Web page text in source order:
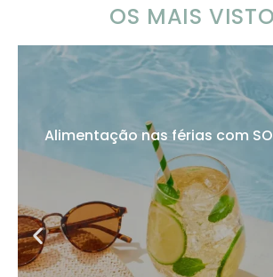
OS MAIS
Alimentação nas férias com